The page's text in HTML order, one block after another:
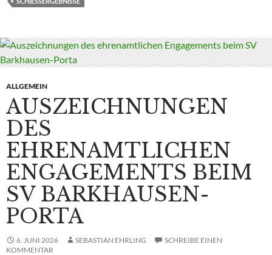
ALLGEMEIN
AUSZEICHNUNGEN
DES
EHRENAMTLICHEN
ENGAGEMENTS BEIM
SV BARKHAUSEN-
PORTA
6. JUNI 2026 SEBASTIAN EHRLING
SCHREIBE EINEN
KOMMENTAR